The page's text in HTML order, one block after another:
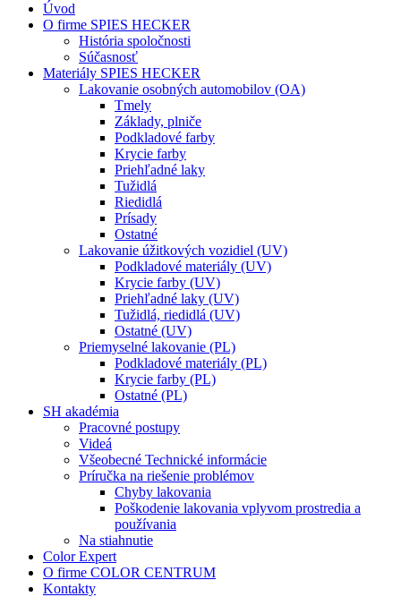
Úvod
O firme SPIES HECKER
História spoločnosti
Súčasnosť
Materiály SPIES HECKER
Lakovanie osobných automobilov (OA)
Tmely
Základy, plniče
Podkladové farby
Krycie farby
Priehľadné laky
Tužidlá
Riedidlá
Prísady
Ostatné
Lakovanie úžitkových vozidiel (UV)
Podkladové materiály (UV)
Krycie farby (UV)
Priehľadné laky (UV)
Tužidlá, riedidlá (UV)
Ostatné (UV)
Priemyselné lakovanie (PL)
Podkladové materiály (PL)
Krycie farby (PL)
Ostatné (PL)
SH akadémia
Pracovné postupy
Videá
Všeobecné Technické informácie
Príručka na riešenie problémov
Chyby lakovania
Poškodenie lakovania vplyvom prostredia a
používania
Na stiahnutie
Color Expert
O firme COLOR CENTRUM
Kontakty